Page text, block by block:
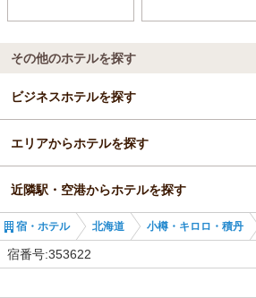
その他のホテルを探す
ビジネスホテルを探す
北海道
小樽・キロロ・積丹
余市・キロロ
エリアからホテルを探す
北海道
小樽・キロロ・積丹
近隣駅・空港からホテルを探す
余市駅
宿・ホテル 北海道 小樽・キロロ・積丹
宿番号:353622